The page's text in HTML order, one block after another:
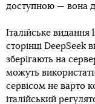
доступною — вона
Італійське видання
сторінці DeepSeek
зберігають на
можуть
сервісом не варто
італійський